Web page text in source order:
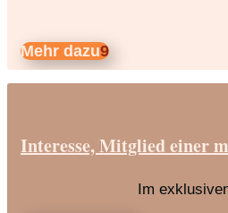
Mehr dazu
Interesse, Mitglied einer
Im